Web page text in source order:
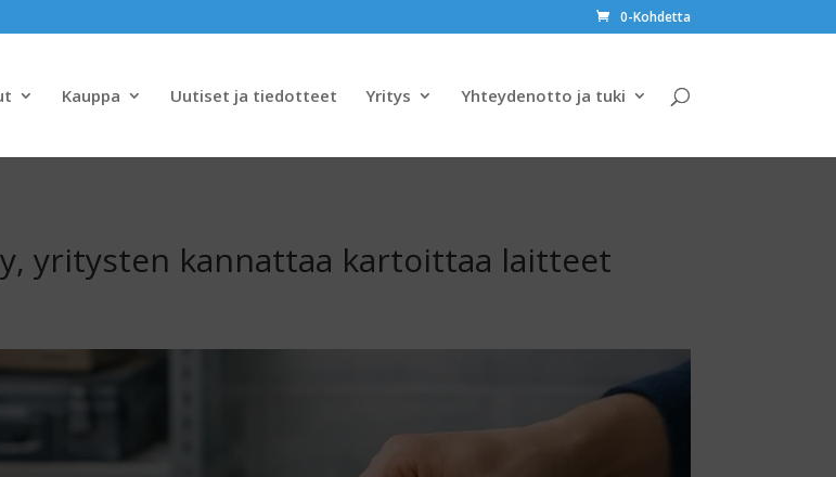
0-Kohdetta
Kauppa Uutiset ja tiedotteet Yritys Yhteydenotto ja tuki
yritysten kannattaa kartoittaa laitteet